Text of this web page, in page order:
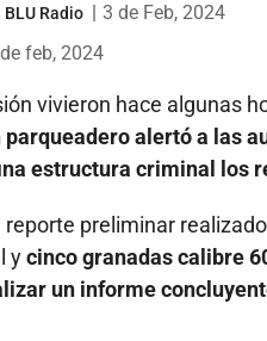
Radio
3 de Feb, 2024
feb, 2024
vivieron hace algunas
parqueadero alertó a las
na estructura criminal los
reporte preliminar
ycinco granadas calibre
un informe